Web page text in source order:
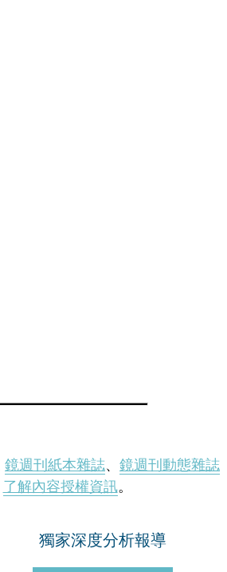
鏡週刊紙本雜誌、 鏡週刊動態雜誌
了解內容授權資訊。
獨家深度分析報導